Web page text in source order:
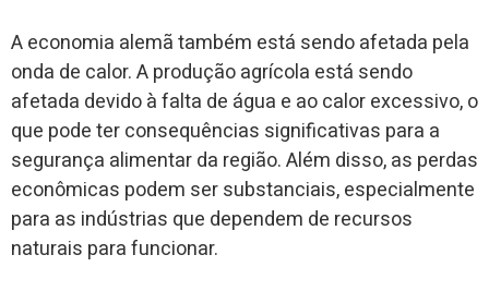
A economia alemã também está sendo afetada pela
onda de calor. A produção agrícola está sendo
afetada devido à falta de água e ao calor excessivo, o
que pode ter consequências significativas para a
segurança alimentar da região. Além disso, as perdas
econômicas podem ser substanciais, especialmente
para as indústrias que dependem de recursos
naturais para funcionar.